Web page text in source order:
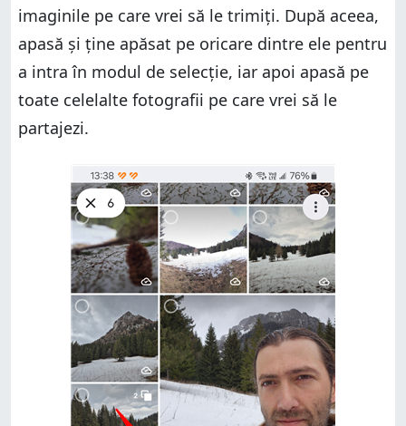
imaginile pe care vrei să le trimiți. După aceea,
apasă și ține apăsat pe oricare dintre ele pentru
a intra în modul de selecție, iar apoi apasă pe
toate celelalte fotografii pe care vrei să le
partajezi.